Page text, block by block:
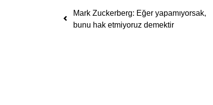
Yazı dolaşımı
Mark Zuckerberg: Eğer yapamıyorsak,
bunu hak etmiyoruz demektir